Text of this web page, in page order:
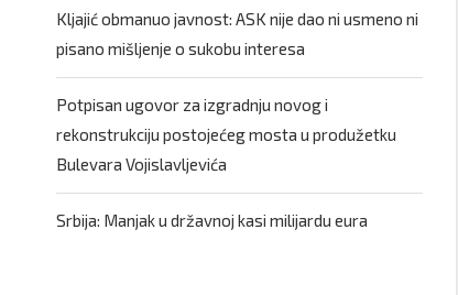
Kljajić obmanuo javnost: ASK nije dao ni usmeno ni
pisano mišljenje o sukobu interesa
Potpisan ugovor za izgradnju novog i
rekonstrukciju postojećeg mosta u produžetku
Bulevara Vojislavljevića
Srbija: Manjak u državnoj kasi milijardu eura